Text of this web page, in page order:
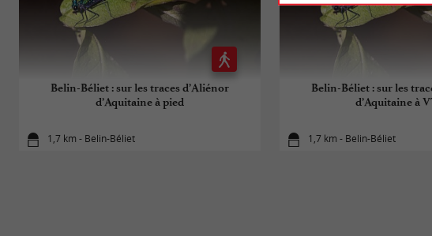
Belin-Béliet : sur les traces d’Aliénor
d’Aquitaine à pied
1,7 km - Belin-Béliet
Belin-Béliet : sur les
d’Aquitaine à
1,7 km - Belin-Béliet